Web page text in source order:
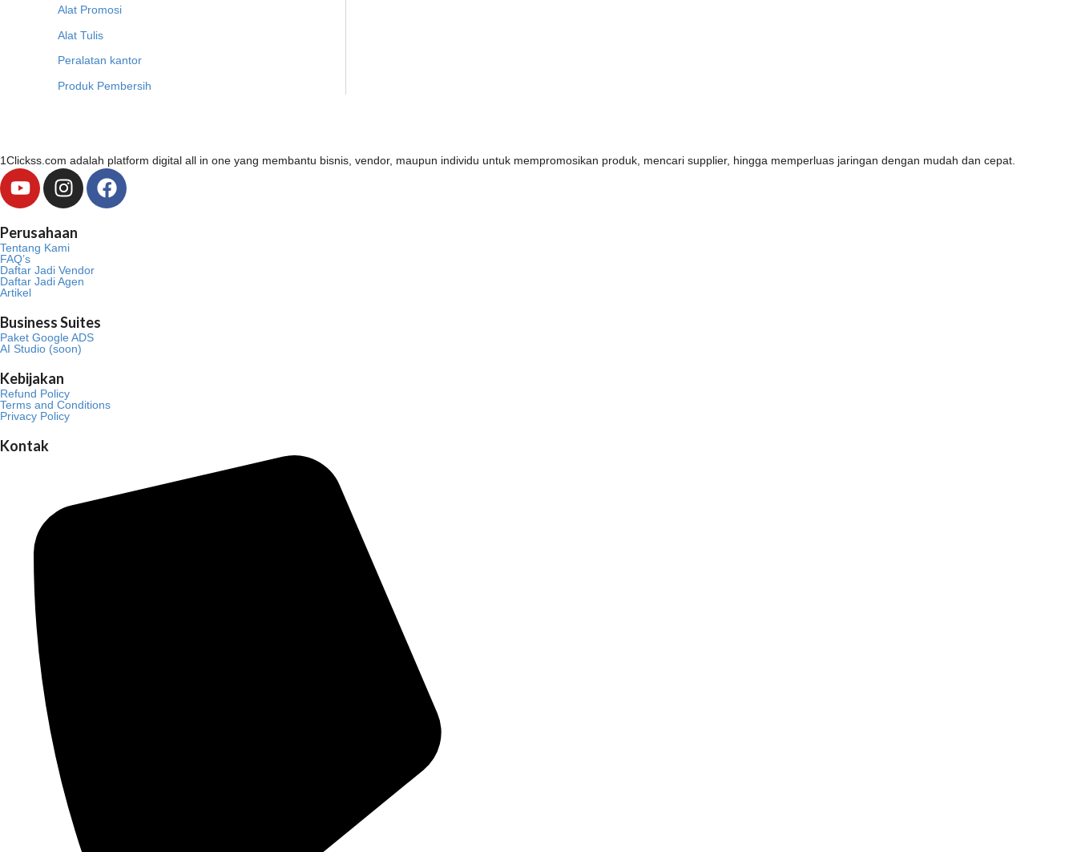
Alat Promosi
Alat Tulis
Peralatan kantor
Produk Pembersih
1Clickss.com adalah platform digital all in one yang membantu bisnis, vendor, maupun individu untuk mempromosikan produk, mencari supplier, hingga memperluas jaringan dengan mudah dan cepat.
Y
o
t
u
b
e
I
n
t
a
g
a
m
F
a
Perusahaan
Tentang Kami
FAQ’s
Daftar Jadi Vendor
Daftar Jadi Agen
Artikel
Business Suites
Paket Google ADS
AI Studio (soon)
Kebijakan
Refund Policy
Terms and Conditions
Privacy Policy
Kontak